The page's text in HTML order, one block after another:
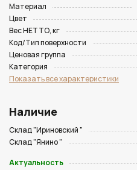
Материал
Цвет
Вес НЕТТО, кг
Код/Тип поверхности
Ценовая группа
Категория
Показать все характеристики
Наличие
Склад "Ириновский "
Склад "Янино "
Актуальность